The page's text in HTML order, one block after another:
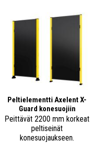
Peltielementti Axelent X-
Guard konesuojiin
Peittävät 2200 mm korkeat
peltiseinät
konesuojaukseen.